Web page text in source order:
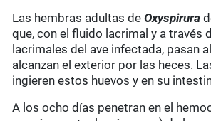
Las hembras adultas deOxyspirura
que, con el fluido lacrimal y a través
lacrimales del ave infectada, pasan
alcanzan el exterior por las heces.
ingieren estos huevos y en su
A los ocho días penetran en el